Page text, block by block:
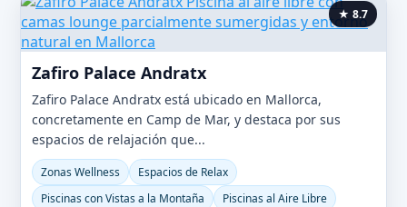
★ 8.7
Zafiro Palace Andratx
Zafiro Palace Andratx está ubicado en Mallorca,
concretamente en Camp de Mar, y destaca por sus
espacios de relajación que...
Zonas Wellness
Espacios de Relax
Piscinas con Vistas a la Montaña
Piscinas al Aire Libre